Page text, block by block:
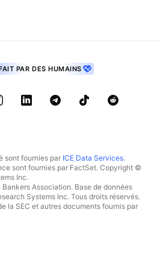
PAR DES HUMAINS
sont fournies par ICE Data Services.
sont fournies par FactSet. Copyright ©
Inc.
Association. Base de données
Systems Inc. Tous droits réservés.
la SEC et autres documents fournis par